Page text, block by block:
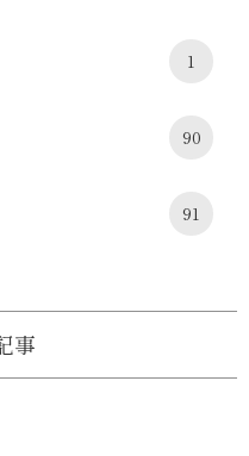
1
90
91
事